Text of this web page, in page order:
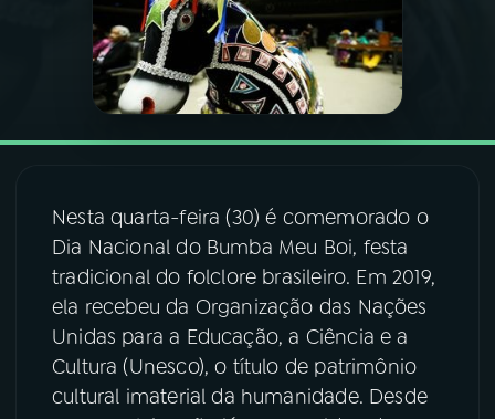
PROGRAMAÇÃO
PROGRAMAS
06 VIDEOCASTS
07 ÚLTIMAS
08FESTIVAL DE MÚSICA
Nesta quarta-feira (30) é comemorado o
Dia Nacional do Bumba Meu Boi, festa
tradicional do folclore brasileiro. Em 2019,
ela recebeu da Organização das Nações
Unidas para a Educação, a Ciência e a
Cultura (Unesco), o título de patrimônio
cultural imaterial da humanidade. Desde